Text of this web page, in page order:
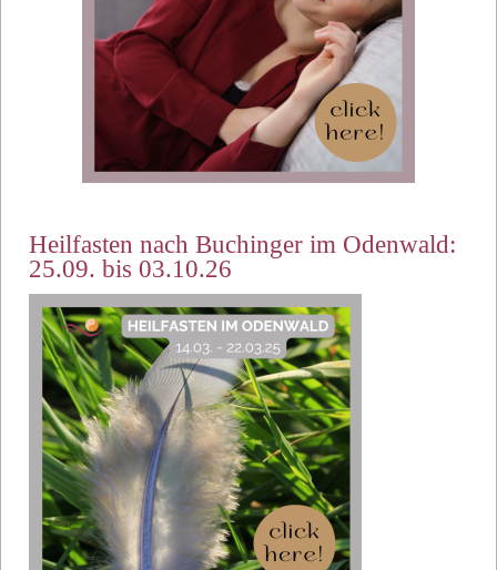
Heilfasten nach Buchinger im Odenwald:
25.09. bis 03.10.26